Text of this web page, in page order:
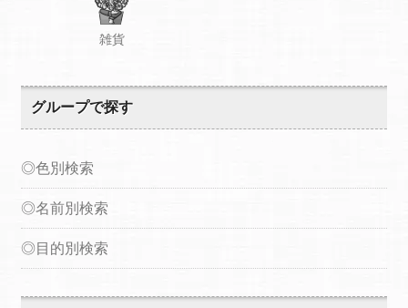
雑貨
グループで探す
◎色別検索
◎名前別検索
◎目的別検索